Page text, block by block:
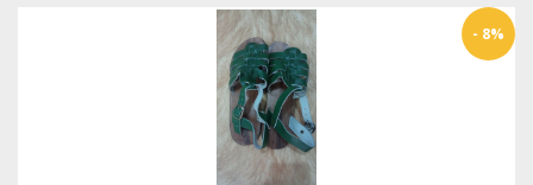
- 8%